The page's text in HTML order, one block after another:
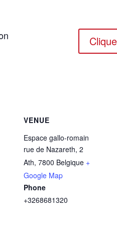
VENUE
Espace gallo-romain
rue de Nazareth, 2
Ath, 7800 Belgique +
Google Map
Phone
+3268681320